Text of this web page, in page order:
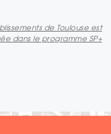
de Toulouse est
dans le programme SP+